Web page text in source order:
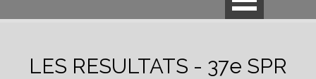
LES RESULTATS - 37e SPR